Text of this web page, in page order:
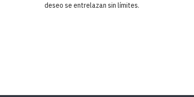
deseo se entrelazan sin límites.